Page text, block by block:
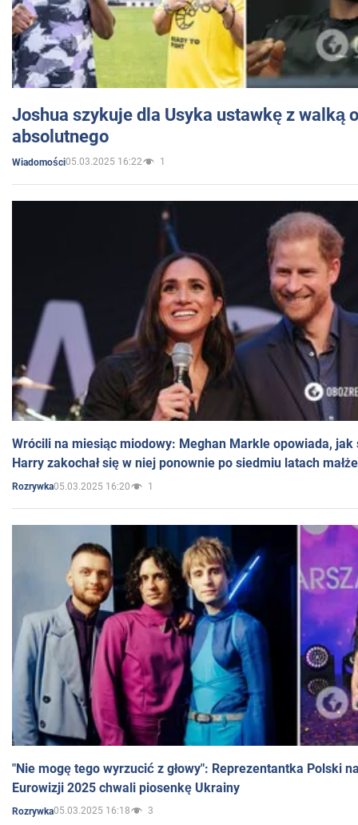
Joshua szykuje dla Usyka ustawkę z walką
absolutnego
Wiadomości05.03.2025 16:22 1
Wrócili na miesiąc miodowy: Meghan Markle opowiada, jak
Harry zakochał się w niej ponownie po siedmiu latach
Rozrywka05.03.2025 16:20 1
"Nie mogę tego wyrzucić z głowy": Reprezentantka Polski
Eurowizji 2025 chwali piosenkę Ukrainy
Rozrywka05.03.2025 16:18 3